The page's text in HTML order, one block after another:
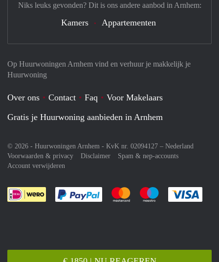
Op Huurwoningen Arnhem vind en verhuur je makkelijk je
Huurwoning
Over ons Contact Faq
Voor Makelaars
Gratis je Huurwoning aanbieden in Arnhem
© 2026 - Huurwoningen Arnhem - KvK nr. 02094127 – Nederland
Voorwaarden & privacy
Disclaimer
Spam & nep-accounts
Account verwijderen
Je rekent gemakkelijk af met Paypal
Je rekent gemakkelijk af met
Je rekent
Niks leuks gevonden? Dit is ons andere aanbod in Arnhem:
Kamers Appartementen